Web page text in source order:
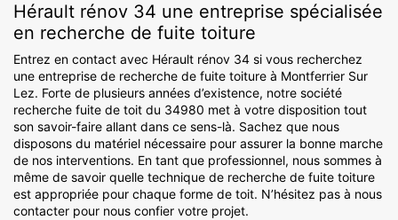
Hérault rénov 34 une entreprise spécialisée
en recherche de fuite toiture
Entrez en contact avec Hérault rénov 34 si vous recherchez
une entreprise de recherche de fuite toiture à Montferrier Sur
Lez. Forte de plusieurs années d’existence, notre société
recherche fuite de toit du 34980 met à votre disposition tout
son savoir-faire allant dans ce sens-là. Sachez que nous
disposons du matériel nécessaire pour assurer la bonne marche
de nos interventions. En tant que professionnel, nous sommes à
même de savoir quelle technique de recherche de fuite toiture
est appropriée pour chaque forme de toit. N’hésitez pas à nous
contacter pour nous confier votre projet.